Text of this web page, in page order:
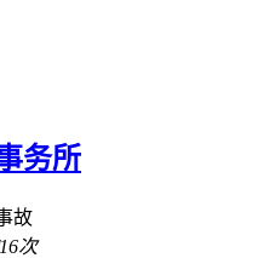
务所
故
次